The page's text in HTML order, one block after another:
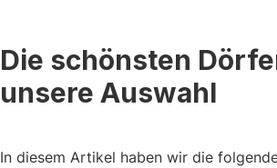
Die schönsten
unsere Auswahl
In diesem Artikel haben wir die